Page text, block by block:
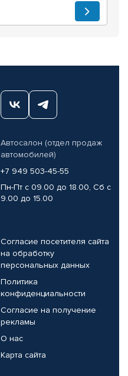
Автосалон (отдел продаж
автомобилей)
+7 949 503-45-55
Пн-Пт с 09.00 до 18.00, Сб с
9.00 до 15.00
Согласие посетителя сайта
на обработку
персональных данных
Политика
конфиденциальности
Согласие на получение
рекламы
О нас
Карта сайта